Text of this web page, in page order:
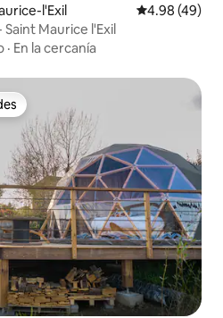
l'Exil Calificación
4.98 (49)
Maurice l'Exil
· En la cercanía
preferido